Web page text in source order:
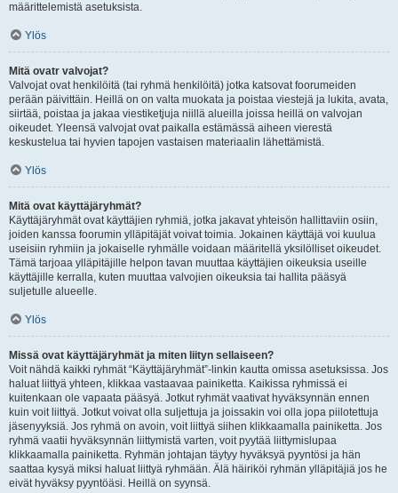
määrittelemistä asetuksista.
Ylös
Mitä ovatr valvojat?
Valvojat ovat henkilöitä (tai ryhmä henkilöitä) jotka katsovat foorumeiden
perään päivittäin. Heillä on on valta muokata ja poistaa viestejä ja lukita, avata,
siirtää, poistaa ja jakaa viestiketjuja niillä alueilla joissa heillä on valvojan
oikeudet. Yleensä valvojat ovat paikalla estämässä aiheen vierestä
keskustelua tai hyvien tapojen vastaisen materiaalin lähettämistä.
Ylös
Mitä ovat käyttäjäryhmät?
Käyttäjäryhmät ovat käyttäjien ryhmiä, jotka jakavat yhteisön hallittaviin osiin,
joiden kanssa foorumin ylläpitäjät voivat toimia. Jokainen käyttäjä voi kuulua
useisiin ryhmiin ja jokaiselle ryhmälle voidaan määritellä yksilölliset oikeudet.
Tämä tarjoaa ylläpitäjille helpon tavan muuttaa käyttäjien oikeuksia useille
käyttäjille kerralla, kuten muuttaa valvojien oikeuksia tai hallita pääsyä
suljetulle alueelle.
Ylös
Missä ovat käyttäjäryhmät ja miten liityn sellaiseen?
Voit nähdä kaikki ryhmät “Käyttäjäryhmät”-linkin kautta omissa asetuksissa. Jos
haluat liittyä yhteen, klikkaa vastaavaa painiketta. Kaikissa ryhmissä ei
kuitenkaan ole vapaata pääsyä. Jotkut ryhmät vaativat hyväksynnän ennen
kuin voit liittyä. Jotkut voivat olla suljettuja ja joissakin voi olla jopa piilotettuja
jäsenyyksiä. Jos ryhmä on avoin, voit liittyä siihen klikkaamalla painiketta. Jos
ryhmä vaatii hyväksynnän liittymistä varten, voit pyytää liittymislupaa
klikkaamalla painiketta. Ryhmän johtajan täytyy hyväksyä pyyntösi ja hän
saattaa kysyä miksi haluat liittyä ryhmään. Älä häiriköi ryhmän ylläpitäjiä jos he
eivät hyväksy pyyntöäsi. Heillä on syynsä.